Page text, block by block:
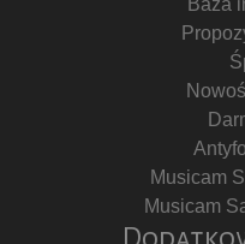
Musicam
Musicam